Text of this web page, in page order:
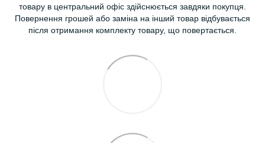
товару в центральний офіс здійснюється завдяки покупця.
Повернення грошей або заміна на інший товар відбувається
після отримання комплекту товару, що повертається.